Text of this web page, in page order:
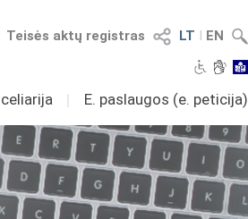
LT I EN
Teisės aktų registras
I E. paslaugos (e. peticija)